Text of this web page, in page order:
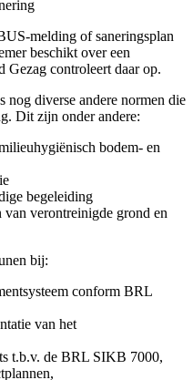
melding of saneringsplan
beschikt over een
controleert daar op.
nog diverse andere normen die
Dit zijn onder andere:
bodem- en
begeleiding
verontreinigde grond en
bij:
conform BRL
van het
t.b.v. de BRL SIKB 7000,